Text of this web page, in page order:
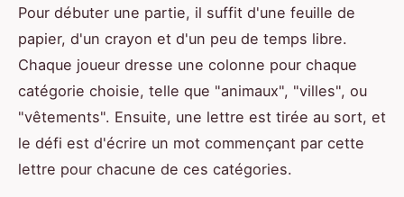
Pour débuter une partie, il suffit d'une feuille de
papier, d'un crayon et d'un peu de temps libre.
Chaque joueur dresse une colonne pour chaque
catégorie choisie, telle que "animaux", "villes", ou
"vêtements". Ensuite, une lettre est tirée au sort, et
le défi est d'écrire un mot commençant par cette
lettre pour chacune de ces catégories.